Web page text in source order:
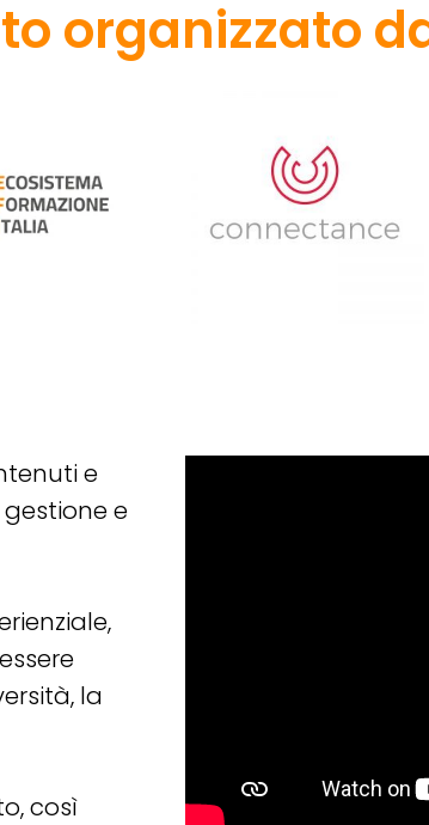
organizzato
e
e
la
così